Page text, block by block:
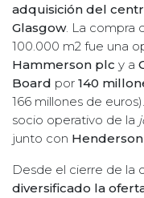
adquisición del
Glasgow. La compra
100.000 m2 fue una
Hammerson plc y a
Board por 140
166 millones de euros).
socio operativo de la
junto con
Desde el cierre de la
diversificado la